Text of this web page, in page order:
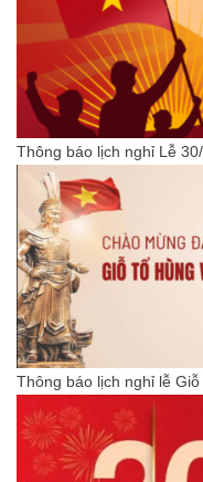
Thông báo lịch nghỉ Lễ
Thông báo lịch nghỉ lễ